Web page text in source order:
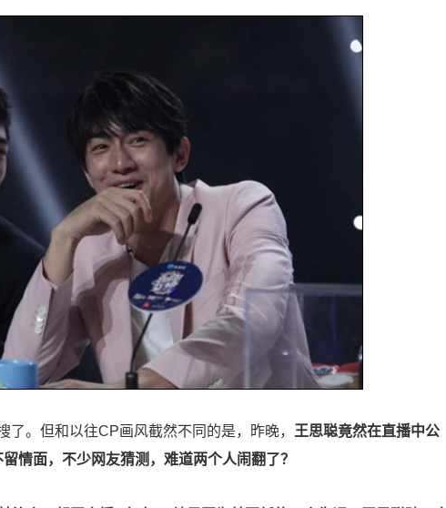
了。但和以往CP画风截然不同的是，昨晚，
王思聪竟然在直播中公
情面，不少网友猜测，难道两个人闹翻了？